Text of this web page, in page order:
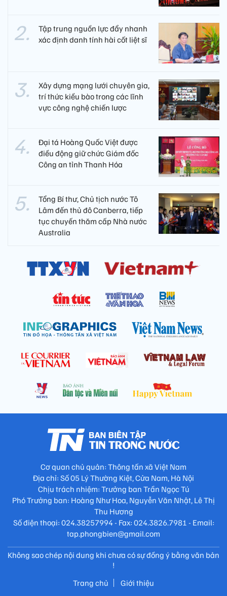
Tập trung nguồn lực đẩy nhanh
xác định danh tính hài cốt liệt sĩ
Xây dựng mạng lưới chuyên gia,
trí thức kiều bào trong các lĩnh
vực công nghệ chiến lược
Đại tá Hoàng Quốc Việt được
điều động giữ chức Giám đốc
Công an tỉnh Thanh Hóa
Tổng Bí thư, Chủ tịch nước Tô
Lâm đến thủ đô Canberra, tiếp
tục chuyến thăm cấp Nhà nước
Australia
Cơ quan chủ quản: Thông tấn xã Việt Nam
Địa chỉ: Số 05 Lý Thường Kiệt, Cửa Nam, Hà Nội
Chịu trách nhiệm: Trưởng ban Trần Ngọc Tú
Phó Trưởng ban: Hoàng Như Hoa, Nguyễn Văn Nhật, Lê Thị
Thu Hương
Số điện thoại: 024.38257994 - Fax: 024.3826.7981 - Email:
tap.phongbien@gmail.com
Không sao chép nội dung khi chưa có sự đồng ý bằng văn bản
!
Trang chủ
Giới thiệu